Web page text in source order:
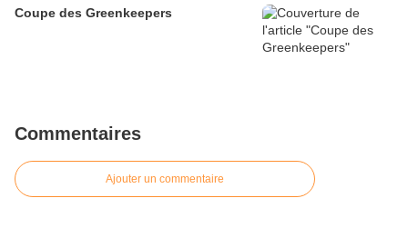
Coupe des Greenkeepers
Commentaires
Ajouter un commentaire